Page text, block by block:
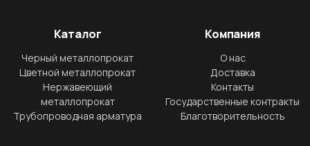
Каталог
Черный металлопрокат
Цветной металлопрокат
Нержавеющий
металлопрокат
Трубопроводная арматура
Компания
О нас
Доставка
Контакты
Государственные контракты
Благотворительность